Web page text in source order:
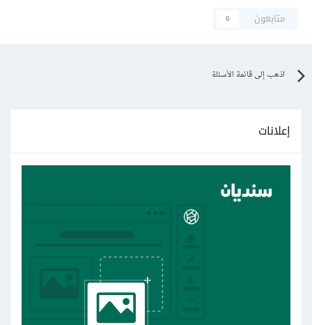
متابعون
0
اذهب إلى قائمة الأسئلة
إعلانات